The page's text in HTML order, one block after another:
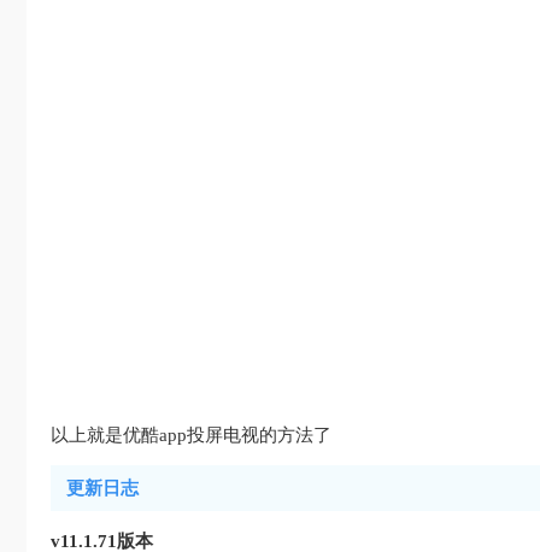
以上就是优酷app投屏电视的方法了
更新日志
v11.1.71版本